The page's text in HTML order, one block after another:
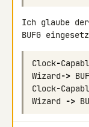
Ich glaube
BUFG
Clock-
Wizard->
Clock-
Wizard ->